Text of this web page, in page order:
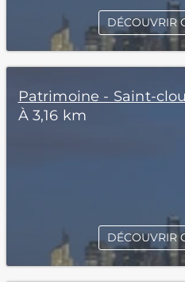
DÉCOUVRIR
Patrimoine - Saint-
À 3,16 km
DÉCOUVRIR